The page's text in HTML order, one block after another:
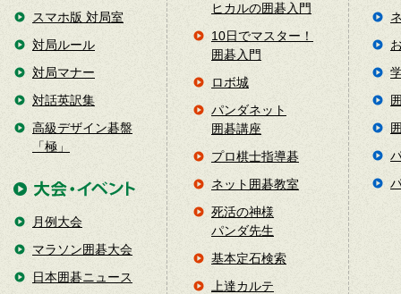
スマホ版 対局室
対局ルール
対局マナー
対話英訳集
高級デザイン碁盤
「極」
月例大会
マラソン囲碁大会
日本囲碁ニュース
ヒカルの囲碁入門
10日でマスター！
囲碁入門
ロボ城
パンダネット
囲碁講座
プロ棋士指導碁
ネット囲碁教室
死活の神様
パンダ先生
基本定石検索
上達カルテ